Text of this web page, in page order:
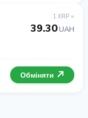
1 XRP =
39.30UAH
Обміняти